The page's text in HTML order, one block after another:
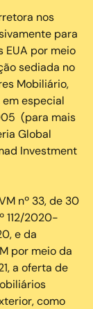
nos
para
EUA por meio
sediada no
Mobiliário,
especial
(para mais
Global
Investment
nº 33, de 30
112/2020-
e da
por meio da
a oferta de
como